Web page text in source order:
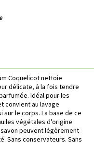
Coquelicot nettoie
délicate, à la fois tendre
Idéal pour les
convient au lavage
sur le corps. La base de ce
végétales d'origine
peuvent légèrement
Sans conservateurs. Sans